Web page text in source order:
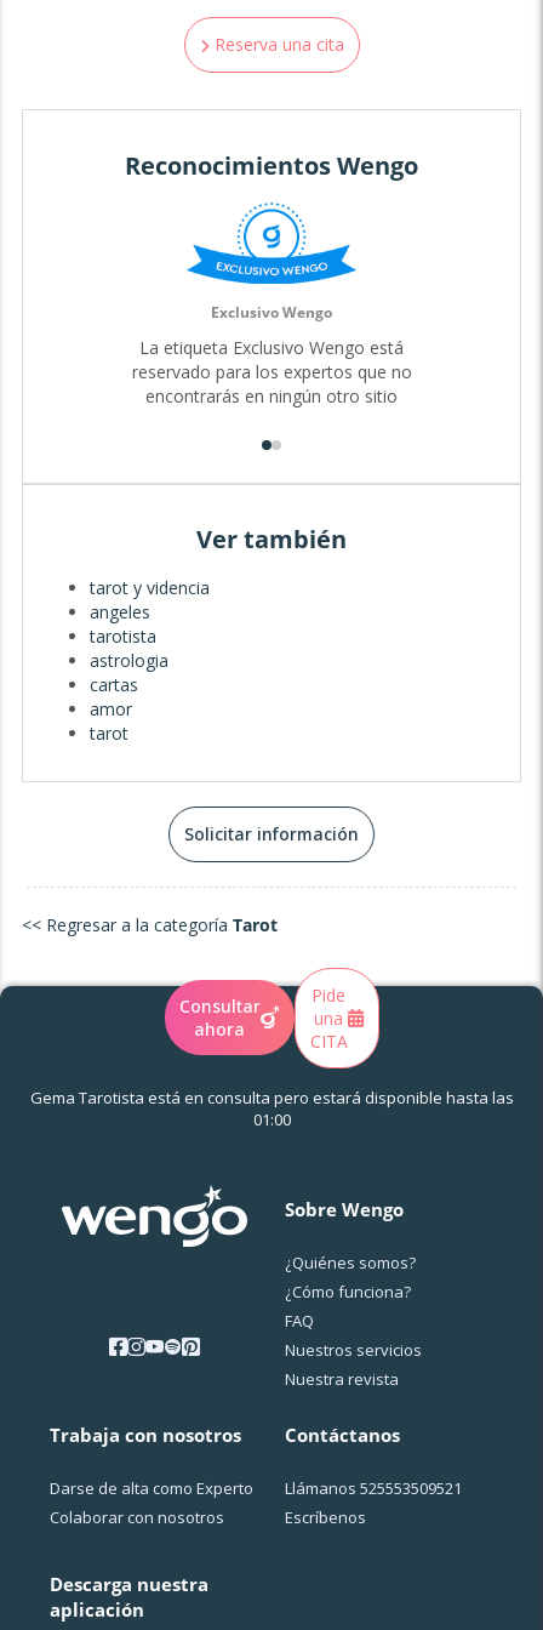
Reserva una cita
Reconocimientos Wengo
Exclusivo Wengo
La etiqueta Exclusivo Wengo está
reservado para los expertos que no
encontrarás en ningún otro sitio
Ver también
tarot y videncia
angeles
tarotista
astrologia
cartas
amor
tarot
Solicitar información
<< Regresar a la categoría Tarot
Consultar
ahora
Pide
una
CITA
Gema Tarotista está en consulta pero estará disponible hasta las
01:00
Sobre Wengo
¿Quiénes somos?
¿Cо́mo funciona?
FAQ
Nuestros servicios
Nuestra revista
Trabaja con nosotros
Darse de alta como Experto
Colaborar con nosotros
Descarga nuestra
aplicación
Contáctanos
Llámanos 525553509521
Escríbenos